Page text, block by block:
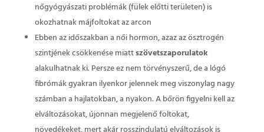
nőgyógyászati problémák (fülek előtti területen) is
okozhatnak májfoltokat az arcon
Ebben az időszakban a női hormon, azaz az ösztrogén
szintjének csökkenése miattszövetszaporulatok
alakulhatnak ki. Persze ez nem törvényszerű, de a lógó
fibrómák gyakran ilyenkor jelennek meg viszonylag nagy
számban a hajlatokban, a nyakon. A bőrön figyelni kell az
elváltozásokat, újonnan megjelenő foltokat,